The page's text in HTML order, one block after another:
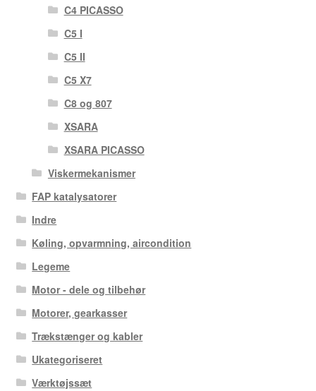
C4 PICASSO
C5 I
C5 II
C5 X7
C8 og 807
XSARA
XSARA PICASSO
Viskermekanismer
FAP katalysatorer
Indre
Køling, opvarmning, aircondition
Legeme
Motor - dele og tilbehør
Motorer, gearkasser
Trækstænger og kabler
Ukategoriseret
Værktøjssæt